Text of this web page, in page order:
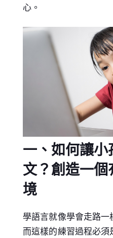
心。
一、如何讓
文？創造一
境
學語言就像學會走路一
而這樣的練習過程必須